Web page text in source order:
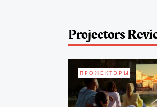
Projectors
ПРОЖЕКТОРЫ